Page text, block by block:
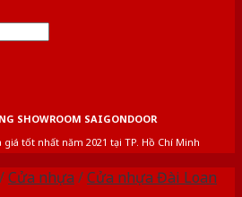
SHOWROOM SAIGONDOOR
giá tốt nhất năm 2021 tại TP. Hồ Chí Minh
/Cửa nhựa /Cửa nhựa Đài Loan